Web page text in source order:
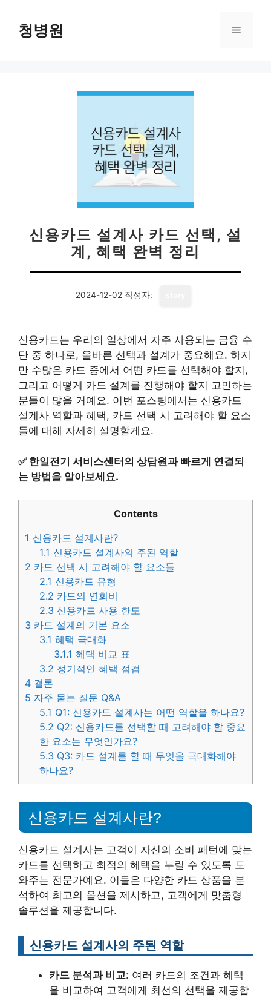
청병원 메
신용카드 설계사 카드 선택, 설
계, 혜택 완벽 정리
2024-12-02 작성자:
신용카드는 우리의 일상에서 자주 사용되는 금융 수
단 중 하나로, 올바른 선택과 설계가 중요해요. 하지
만 수많은 카드 중에서 어떤 카드를 선택해야 할지,
그리고 어떻게 카드 설계를 진행해야 할지 고민하는
분들이 많을 거예요. 이번 포스팅에서는 신용카드
설계사 역할과 혜택, 카드 선택 시 고려해야 할 요소
들에 대해 자세히 설명할게요.
✅ 한일전기 서비스센터의 상담원과 빠르게 연결되
는 방법을 알아보세요.
Contents
1 신용카드 설계사란?
1.1 신용카드 설계사의 주된 역할
2 카드 선택 시 고려해야 할 요소들
2.1 신용카드 유형
2.2 카드의 연회비
2.3 신용카드 사용 한도
3 카드 설계의 기본 요소
3.1 혜택 극대화
3.1.1 혜택 비교 표
3.2 정기적인 혜택 점검
4 결론
5 자주 묻는 질문 Q&A
5.1 Q1: 신용카드 설계사는 어떤 역할을 하나요?
5.2 Q2: 신용카드를 선택할 때 고려해야 할 중요
한 요소는 무엇인가요?
5.3 Q3: 카드 설계를 할 때 무엇을 극대화해야
하나요?
신용카드 설계사란?
신용카드 설계사는 고객이 자신의 소비 패턴에 맞는
카드를 선택하고 최적의 혜택을 누릴 수 있도록 도
와주는 전문가예요. 이들은 다양한 카드 상품을 분
석하여 최고의 옵션을 제시하고, 고객에게 맞춤형
솔루션을 제공합니다.
신용카드 설계사의 주된 역할
카드 분석과 비교: 여러 카드의 조건과 혜택
을 비교하여 고객에게 최선의 선택을 제공합